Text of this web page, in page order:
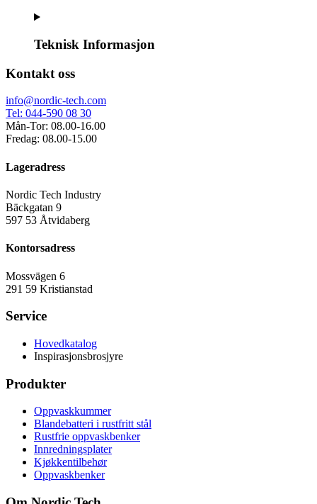
Teknisk Informasjon
Kontakt oss
info@nordic-tech.com
Tel: 044-590 08 30
Mån-Tor: 08.00-16.00
Fredag: 08.00-15.00
Lageradress
Nordic Tech Industry
Bäckgatan 9
597 53 Åtvidaberg
Kontorsadress
Mossvägen 6
291 59 Kristianstad
Service
Hovedkatalog
Inspirasjonsbrosjyre
Produkter
Oppvaskkummer
Blandebatteri i rustfritt stål
Rustfrie oppvaskbenker
Innredningsplater
Kjøkkentilbehør
Oppvaskbenker